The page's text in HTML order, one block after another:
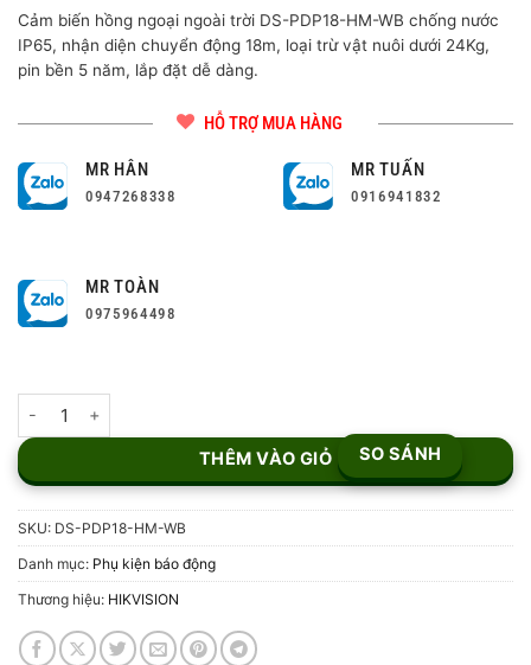
Cảm biến hồng ngoại ngoài trời DS-PDP18-HM-WB chống nước
IP65, nhận diện chuyển động 18m, loại trừ vật nuôi dưới 24Kg,
pin bền 5 năm, lắp đặt dễ dàng.
HỖ TRỢ MUA HÀNG
MR HÂN
0947268338
MR TUẤN
0916941832
MR TOÀN
0975964498
THÊM VÀO GIỎ SO SÁNH
SKU: DS-PDP18-HM-WB
Danh mục: Phụ kiện báo động
Thương hiệu: HIKVISION